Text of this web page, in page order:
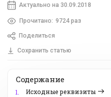
Актуально на 30.09.2018
Прочитано: 9724 раз
Поделиться
Сохранить статью
Содержание
1.
Исходные реквизиты